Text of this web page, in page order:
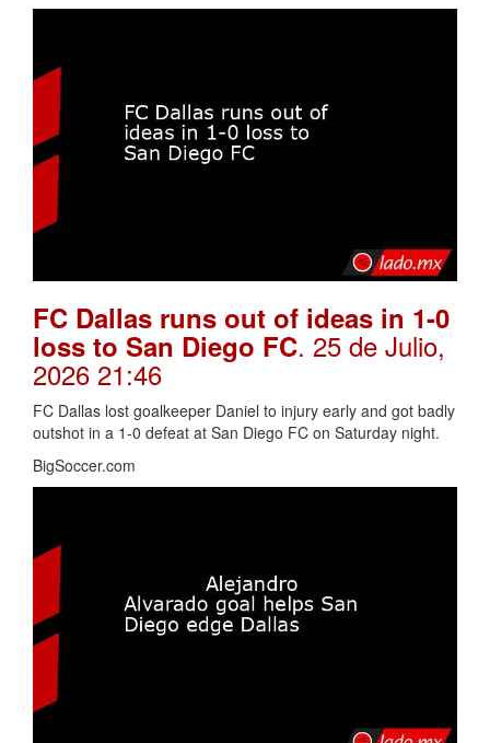
FC Dallas runs out of ideas in 1-0
loss to San Diego FC. 25 de Julio,
2026 21:46
FC Dallas lost goalkeeper Daniel to injury early and got badly
outshot in a 1-0 defeat at San Diego FC on Saturday night.
BigSoccer.com